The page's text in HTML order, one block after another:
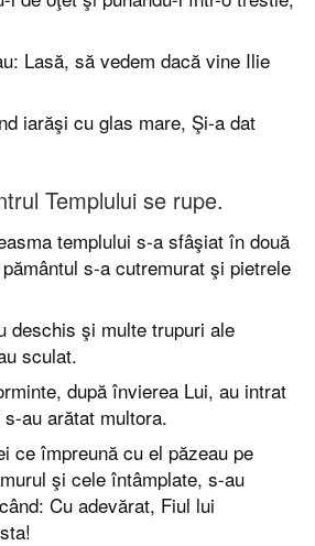
Lasă, să vedem dacă vine Ilie
iarăşi cu glas mare, Şi-a dat
Templului se rupe.
templului s-a sfâşiat în două
s-a cutremurat şi pietrele
deschis şi multe trupuri ale
sculat.
după învierea Lui, au intrat
au arătat multora.
ce împreună cu el păzeau pe
şi cele întâmplate, s-au
Cu adevărat, Fiul lui